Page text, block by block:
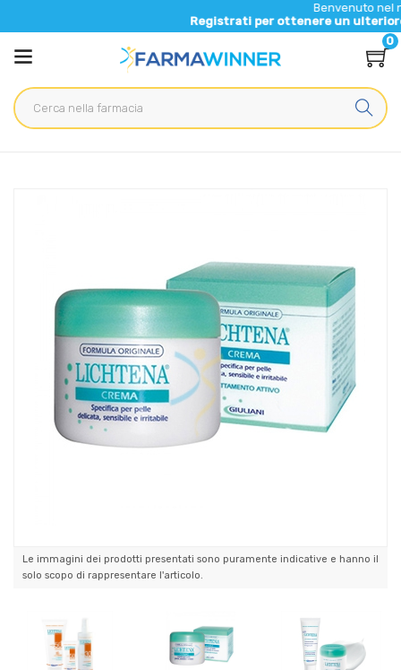
Benvenuto nel nuovo
Registrati per ottenere un ulteriore 5% di
0
Le immagini dei prodotti presentati sono puramente indicative e hanno il
solo scopo di rappresentare l'articolo.